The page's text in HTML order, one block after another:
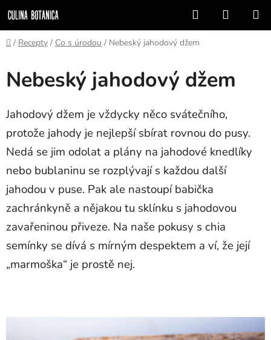
na
obsah
Hledat
KOŠÍK
Domů
/ Recepty / Co s úrodou / Nebeský jahodový džem
Nebeský jahodový džem
Jahodový džem je vždycky něco svátečního,
protože jahody je nejlepší sbírat rovnou do pusy.
Nedá se jim odolat a plány na jahodové knedlíky
nebo bublaninu se rozplývají s každou další
jahodou v puse. Pak ale nastoupí babička
zachránkyně a nějakou tu sklínku s jahodovou
zavařeninou přiveze. Na naše pokusy s chia
semínky se dívá s mírným despektem a ví, že její
„marmoška“ je prostě nej.